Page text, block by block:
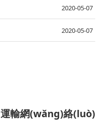
2020-05-07
2020-05-07
運輸網(wǎng)絡(luò)